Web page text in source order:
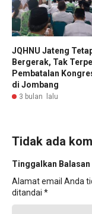
JQHNU Jateng
Bergerak, Tak
Pembatalan
di Jombang
3 bulan lalu
Tidak ada
Tinggalkan Balasan
Alamat email Anda
ditandai *